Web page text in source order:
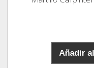
Añadir